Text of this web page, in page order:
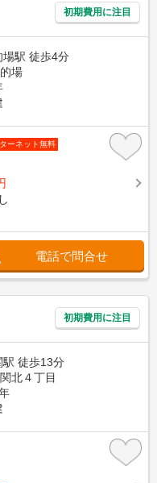
初期費用に注目
駅 徒歩4分
場
ーネット無料
電話で問合せ
初期費用に注目
駅 徒歩13分
北４丁目